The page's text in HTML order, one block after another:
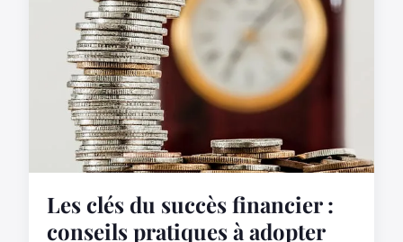
Les clés du succès financier :
conseils pratiques à adopter